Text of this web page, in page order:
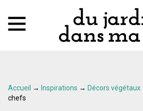
Accueil → Inspirations → Décors végétaux
chefs